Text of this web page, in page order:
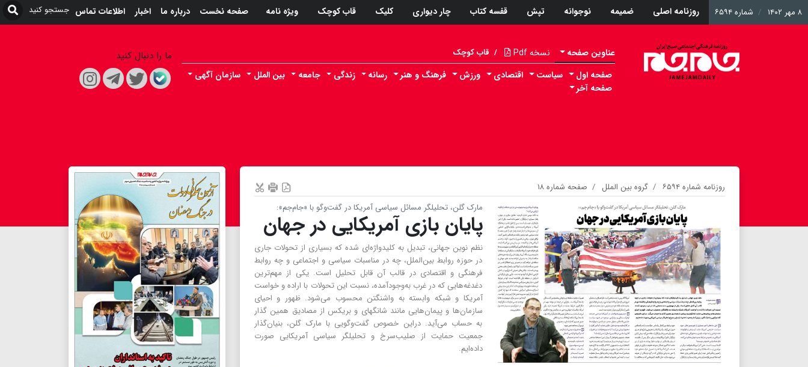
۸ مهر ۱۴۰۲ شماره ۶۵۹۴ روزنامه اصلی ضمیمه نوجوانه تپش قفسه کتاب چار دیواری کلیک قاب کوچک ویژه نامه صفحه نخست درباره ما اخبار اطلاعات تماس
عناوین صفحه نسخه Pdf / قاب کوچک
صفحه اول سیاست اقتصادی ورزش فرهنگ و هنر رسانه زندگی جامعه بین الملل
سازمان آگهی
صفحه آخر
ما را دنبال کنید
روزنامه شماره ۶۵۹۴ گروه بین الملل
صفحه شماره ۱۸
مارک گلن، تحلیلگر مسائل سیاسی آمریکا در گفت‌وگو با «جام‌جم»:
پایان بازی آمریکایی در جهان
نظم نوین جهانی، تبدیل به کلیدواژه‌ای شده که بسیاری از تحولات جاری
در حوزه روابط بین‌الملل، چه در مناسبات سیاسی و اجتماعی و چه روابط
فرهنگی و اقتصادی در قالب آن قابل تحلیل است. یکی از مهم‌ترین
دغدغه‌هایی که در غرب به‌وجودآمده، نسبت این تحولات با اراده و خواست
آمریکا و شبکه وابسته به واشنگتن محسوب می‌شود. ظهور و احیای
سازمان‌ها و پیمان‌هایی مانند شانگهای و بریکس از مصادیق همین گذار
به حساب می‌آید. دراین خصوص گفت‌وگویی با مارک گلن، بنیان‌گذار
جمعیت حمایت از صلیب‌سرخ و تحلیلگر سیاسی آمریکایی صورت
داده‌ایم.